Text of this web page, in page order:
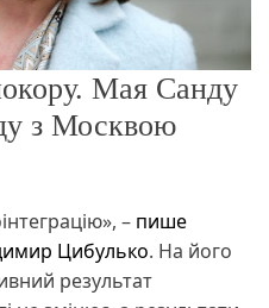
Мая Санду
з Москвою
– пише
Цибулько. На його
результат